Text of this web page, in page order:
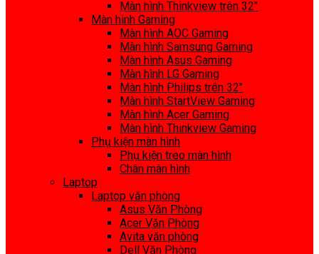
Màn hình Thinkview trên 32″
Màn hình Gaming
Màn hình AOC Gaming
Màn hình Samsung Gaming
Màn hình Asus Gaming
Màn hình LG Gaming
Màn hình Philips trên 32″
Màn hình StartView Gaming
Màn hình Acer Gaming
Màn hình Thinkview Gaming
Phụ kiện màn hình
Phụ kiện treo màn hình
Chân màn hình
Laptop
Laptop văn phòng
Asus Văn Phòng
Acer Văn Phòng
Avita văn phòng
Dell Văn Phòng